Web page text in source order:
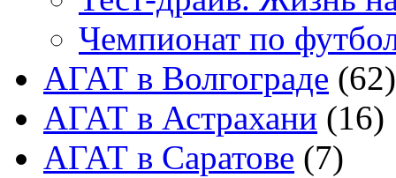
Чемпионат по
АГАТ в Волгограде (62)
АГАТ в Астрахани (16)
АГАТ в Саратове (7)